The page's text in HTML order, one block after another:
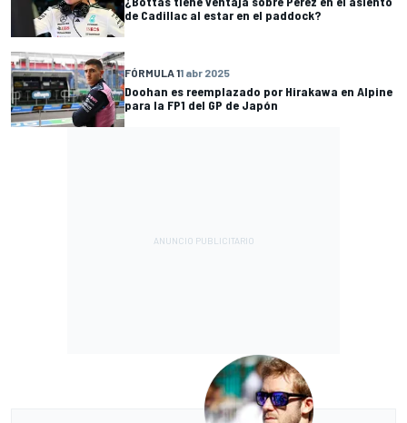
de Cadillac al estar en el paddock?
FÓRMULA 11 abr 2025
Doohan es reemplazado por Hirakawa en Alpine
para la FP1 del GP de Japón